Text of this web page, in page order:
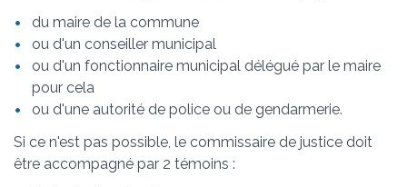
du maire de la commune
ou d'un conseiller municipal
ou d'un fonctionnaire municipal délégué par le maire
pour cela
ou d'une autorité de police ou de gendarmerie.
Si ce n'est pas possible, le commissaire de justice doit
être accompagné par 2 témoins :